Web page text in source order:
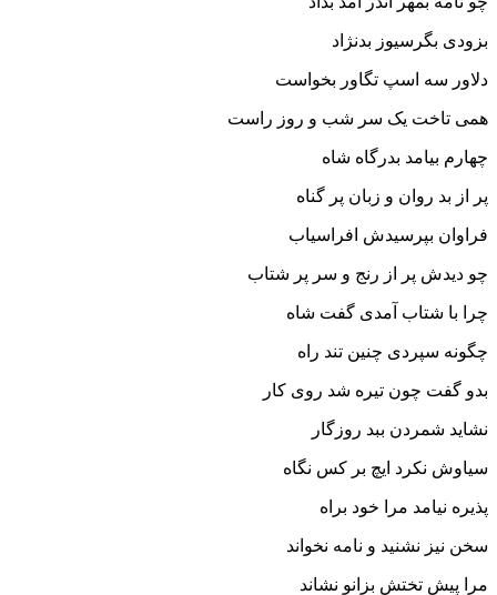
بزودى بگرسیوز بدنژاد
دلاور سه اسپ تگاور بخواست
همى تاخت یک سر شب و روز راست‏
چهارم بیامد بدرگاه شاه
پر از بد روان و زبان پر گناه‏
فراوان بپرسیدش افراسیاب
چو دیدش پر از رنج و سر پر شتاب‏
چرا با شتاب آمدى گفت شاه
چگونه سپردى چنین تند راه‏
بدو گفت چون تیره شد روى کار
نشاید شمردن ببد روزگار
سیاوش نکرد ایچ بر کس نگاه
پذیره نیامد مرا خود براه‏
سخن نیز نشنید و نامه نخواند
مرا پیش تختش بزانو نشاند